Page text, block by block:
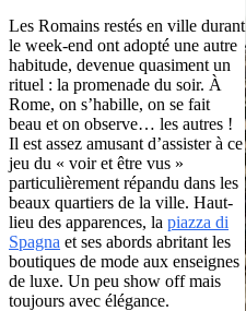
Les Romains restés en ville durant
le week-end ont adopté une autre
habitude, devenue quasiment un
rituel : la promenade du soir. À
Rome, on s’habille, on se fait
beau et on observe… les autres !
Il est assez amusant d’assister à ce
jeu du « voir et être vus »
particulièrement répandu dans les
beaux quartiers de la ville. Haut-
lieu des apparences, la piazza di
Spagna et ses abords abritant les
boutiques de mode aux enseignes
de luxe. Un peu show off mais
toujours avec élégance.